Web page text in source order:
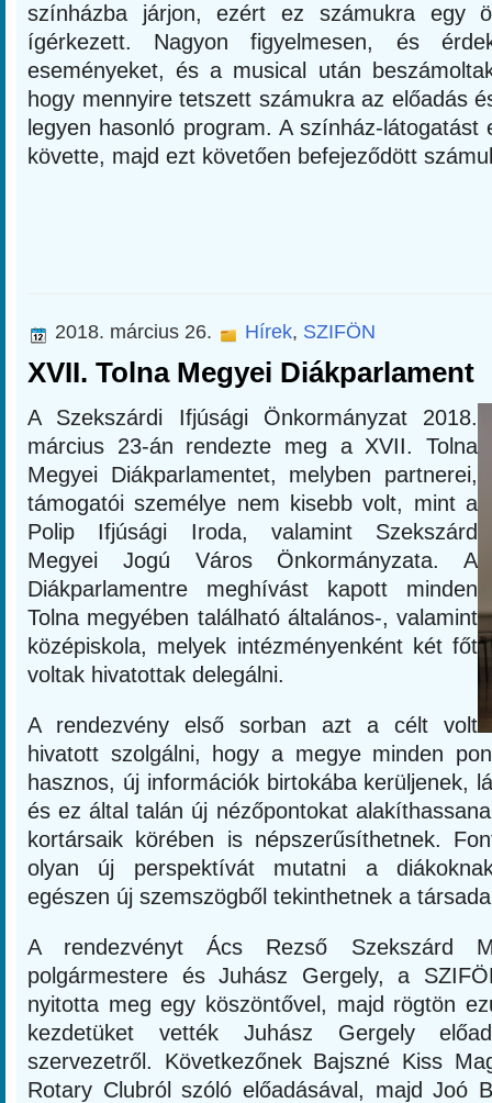
színházba járjon, ezért ez számukra egy
ígérkezett. Nagyon figyelmesen, és
eseményeket, és a musical után
hogy mennyire tetszett számukra az előadás
legyen hasonló program. A színház-látogatást
követte, majd ezt követően befejeződött
2018. március 26. Hírek, SZIFÖN
XVII. Tolna Megyei Diákparlament
A Szekszárdi Ifjúsági Önkormányzat 2018.
március 23-án rendezte meg a XVII. Tolna
Megyei Diákparlamentet, melyben partnerei,
támogatói személye nem kisebb volt, mint a
Polip Ifjúsági Iroda, valamint Szekszárd
Megyei Jogú Város Önkormányzata. A
Diákparlamentre meghívást kapott minden
Tolna megyében található általános-, valamint
középiskola, melyek intézményenként két főt
voltak hivatottak delegálni.
A rendezvény első sorban azt a célt volt
hivatott szolgálni, hogy a megye minden
hasznos, új információk birtokába kerüljenek,
és ez által talán új nézőpontokat
kortársaik körében is népszerűsíthetnek.
olyan új perspektívát mutatni a
egészen új szemszögből tekinthetnek a
A rendezvényt Ács Rezső Szekszárd
polgármestere és Juhász Gergely, a
nyitotta meg egy köszöntővel, majd rögtön
kezdetüket vették Juhász Gergely
szervezetről. Következőnek Bajszné Kiss
Rotary Clubról szóló előadásával, majd Joó